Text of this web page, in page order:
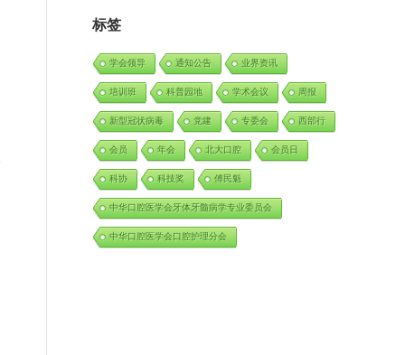
标签
学会领导 通知公告 业界资讯
培训班 科普园地 学术会议 周报
新型冠状病毒 党建 专委会 西部行
会员 年会 北大口腔 会员日
科协 科技奖 傅民魁
中华口腔医学会牙体牙髓病学专业委员会
中华口腔医学会口腔护理分会